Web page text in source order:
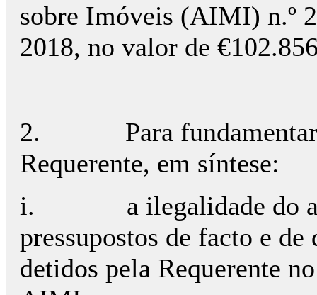
sobre Imóveis (AIMI) n.º
2018, no valor de
2.
Para
Requerente, em síntese:
i.
a ilegalidade do
pressupostos de facto e
detidos pela Requerente